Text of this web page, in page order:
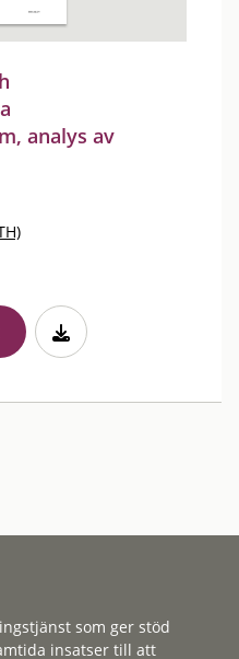
analys av
som ger stöd
insatser till att